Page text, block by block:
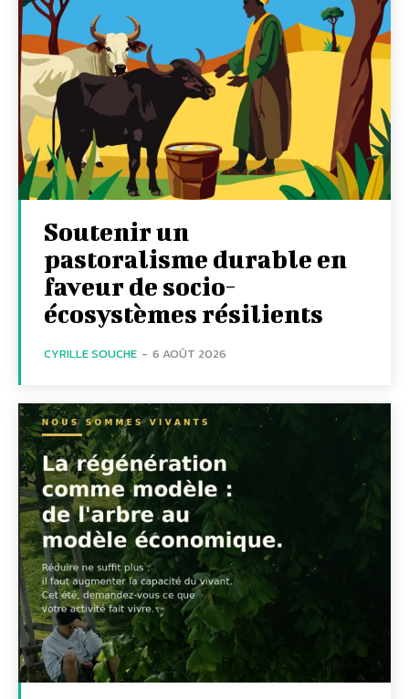
Soutenir un
pastoralisme durable en
faveur de socio-
écosystèmes résilients
CYRILLE SOUCHE - 6 AOÛT 2026